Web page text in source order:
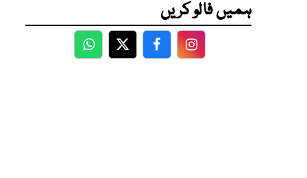
ہمیں فالو کریں
WhatsApp
TwitterFacebookFacebook